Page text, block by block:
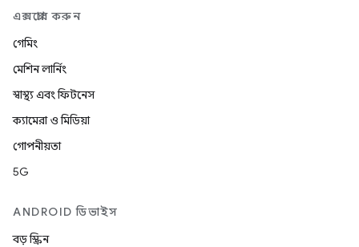
এক্সপ্লোর করুন
গেমিং
মেশিন লার্নিং
স্বাস্থ্য এবং ফিটনেস
ক্যামেরা ও মিডিয়া
গোপনীয়তা
5G
ANDROID ডিভাইস
বড় স্ক্রিন